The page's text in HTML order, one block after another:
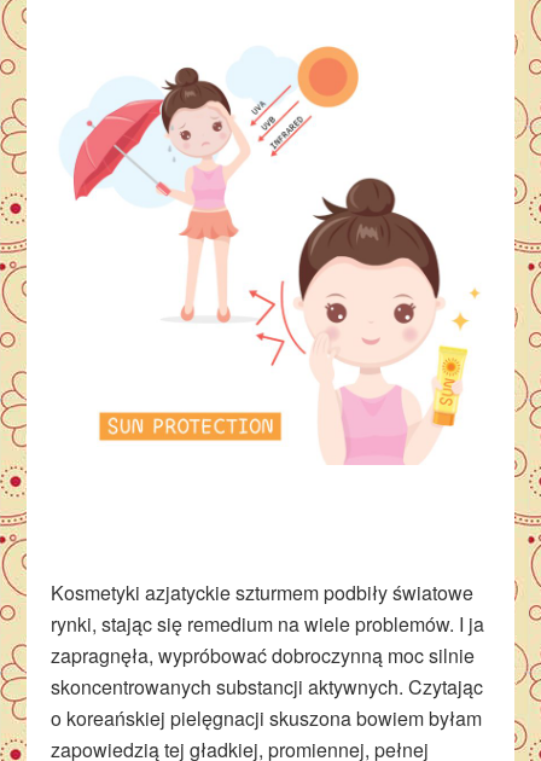
Kosmetyki azjatyckie szturmem podbiły światowe
rynki, stając się remedium na wiele problemów. I ja
zapragnęła, wypróbować dobroczynną moc silnie
skoncentrowanych substancji aktywnych. Czytając
o koreańskiej pielęgnacji skuszona bowiem byłam
zapowiedzią tej gładkiej, promiennej, pełnej